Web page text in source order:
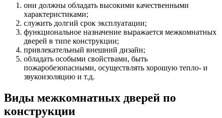
они должны обладать высокими качественными
характеристиками;
служить долгий срок эксплуатации;
функциональное назначение выражается межкомнатных
дверей в типе конструкции;
привлекательный внешний дизайн;
обладать особыми свойствами, быть
пожаробезопасными, осуществлять хорошую тепло- и
звукоизоляцию и т.д.
Виды межкомнатных дверей по
конструкции